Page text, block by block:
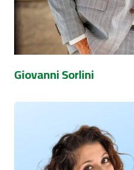
Giovanni Sorlini